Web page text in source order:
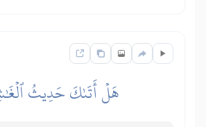
هَلۡ أَتَىٰكَ حَدِيثُ